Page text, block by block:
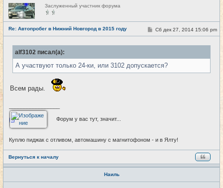
Н
е
в
с
е
т
и
Заслуженный участник форума
Re: Автопробег в Нижний Новгород в 2015 году #26
С
о
б
е
н
Сб дек 27, 2014 15:06 pm
alf3102 писал(а):
А участвуют только 24-ки, или 3102 допускается?
Всем рады.
Форум у вас тут, значит...
Куплю пиджак с отливом, автомашину с магнитофоном - и в Ялту!
Вернуться к началу
Наиль